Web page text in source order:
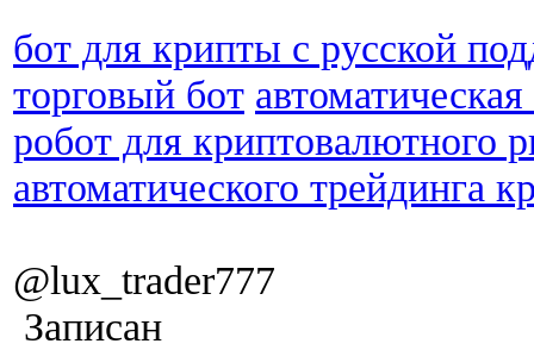
бот для крипты с русской
торговый бот
робот для криптовалютного
автоматического трейдинга
@lux_trader777
Записан